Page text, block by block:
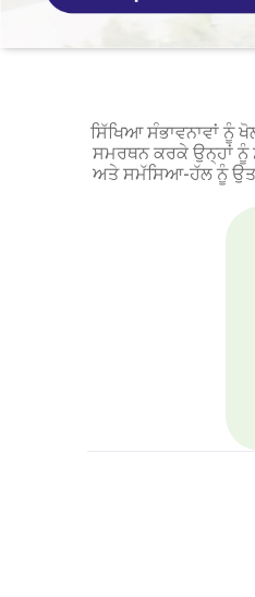
ਸਿੱਖਿਆ ਸੰਭਾਵਨਾਵਾਂ ਨੂੰ
ਸਮਰਥਨ ਕਰਕੇ ਉਨ੍ਹਾਂ ਨੂੰ
ਅਤੇ ਸਮੱਸਿਆ-ਹੱਲ ਨੂੰ